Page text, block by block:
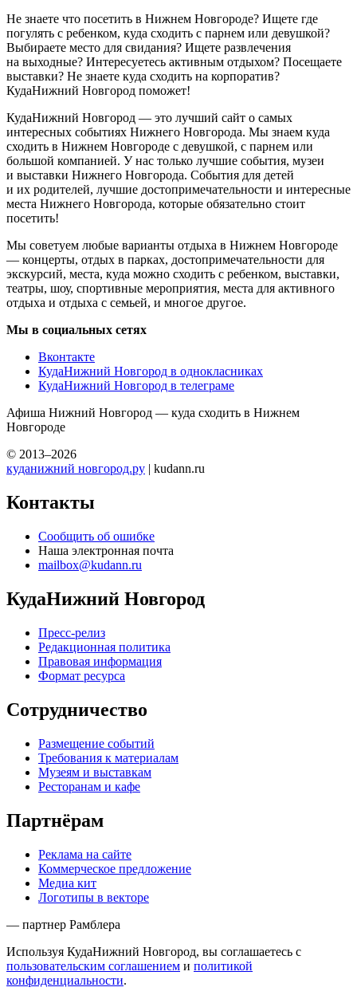
Не знаете что посетить в Нижнем Новгороде? Ищете где
погулять с ребенком, куда сходить с парнем или девушкой?
Выбираете место для свидания? Ищете развлечения
на выходные? Интересуетесь активным отдыхом? Посещаете
выставки? Не знаете куда сходить на корпоратив?
КудаНижний Новгород поможет!
КудаНижний Новгород — это лучший сайт о самых
интересных событиях Нижнего Новгорода. Мы знаем куда
сходить в Нижнем Новгороде с девушкой, с парнем или
большой компанией. У нас только лучшие события, музеи
и выставки Нижнего Новгорода. События для детей
и их родителей, лучшие достопримечательности и интересные
места Нижнего Новгорода, которые обязательно стоит
посетить!
Мы советуем любые варианты отдыха в Нижнем Новгороде
— концерты, отдых в парках, достопримечательности для
экскурсий, места, куда можно сходить с ребенком, выставки,
театры, шоу, спортивные мероприятия, места для активного
отдыха и отдыха с семьей, и многое другое.
Мы в социальных сетях
Вконтакте
КудаНижний Новгород в однокласниках
КудаНижний Новгород в телеграме
Афиша Нижний Новгород — куда сходить в Нижнем
Новгороде
© 2013–2026
куданижний новгород.ру | kudann.ru
Контакты
Сообщить об ошибке
Наша электронная почта
mailbox@kudann.ru
КудаНижний Новгород
Пресс-релиз
Редакционная политика
Правовая информация
Формат ресурса
Сотрудничество
Размещение событий
Требования к материалам
Музеям и выставкам
Ресторанам и кафе
Партнёрам
Реклама на сайте
Коммерческое предложение
Медиа кит
Логотипы в векторе
— партнер Рамблера
Используя КудаНижний Новгород, вы соглашаетесь с
пользовательским соглашением и политикой
конфиденциальности.